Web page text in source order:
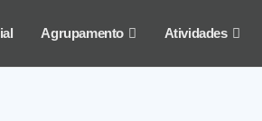
Agrupamento Atividades